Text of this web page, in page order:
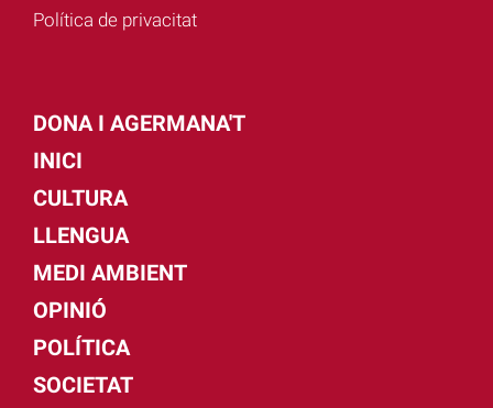
Política de privacitat
DONA I AGERMANA'T
INICI
CULTURA
LLENGUA
MEDI AMBIENT
OPINIÓ
POLÍTICA
SOCIETAT